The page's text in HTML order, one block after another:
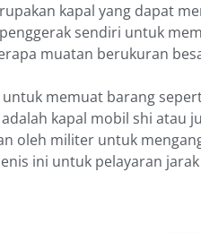
kapal yang dapat
sendiri untuk
muatan berukuran
memuat barang
kapal mobil shi atau
oleh militer untuk
ini untuk pelayaran